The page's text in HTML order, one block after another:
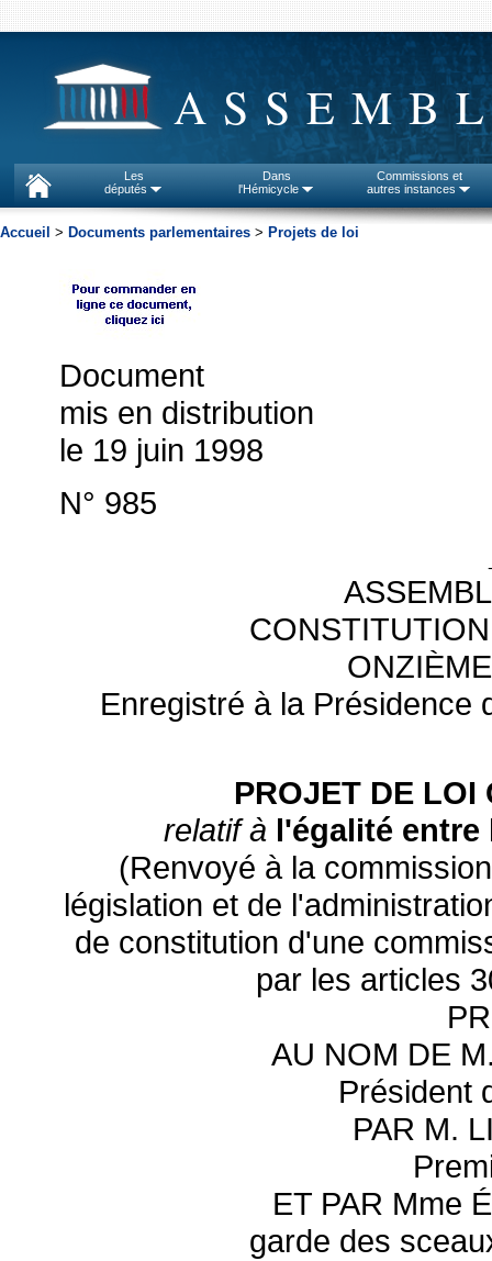
Les
députés
Dans
l'Hémicycle
Commissions et
autres instances
Accueil > Documents parlementaires > Projets de loi
Document
mis en distribution
le 19 juin 1998
N° 985
Enregistré à la Présidence
PROJET DE LOI
relatif à l'égalité entre
(Renvoyé à la
législation et de
de constitution d'une
par les articles
AU NOM DE
Président
PAR M.
ET PAR Mme
garde des